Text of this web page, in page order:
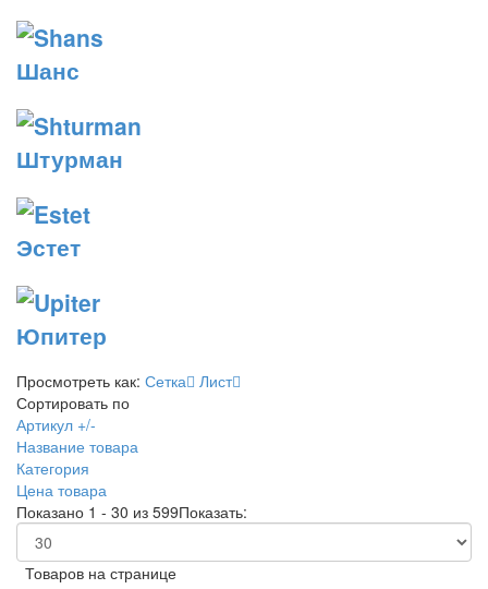
Шанс
Штурман
Эстет
Юпитер
Просмотреть как: Сетка Лист
Сортировать по
Артикул +/-
Название товара
Категория
Цена товара
Показано 1 - 30 из 599Показать:
Товаров на странице